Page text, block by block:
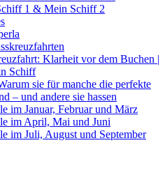
1 & Mein Schiff 2
Klarheit vor dem Buchen |
Schiff
sie für manche die perfekte
– und andere sie hassen
im Januar, Februar und März
im April, Mai und Juni
im Juli, August und September